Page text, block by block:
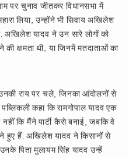
पर चुनाव जीतकर विधानसभा में
लिया, उन्होंने भी सिवाय अखिलेश
यादव ने उन सारे लोगों को
क्षमता थी, या जिनमें मतदाताओं का
राय पर चले, जिनका आंदोलनों से
कहा कि रामगोपाल यादव एक
कि मैंने पार्टी कैसे बनाई, जबकि वे
हैं. अखिलेश यादव ने किसानों से
पिता मुलायम सिंह यादव उन्हें